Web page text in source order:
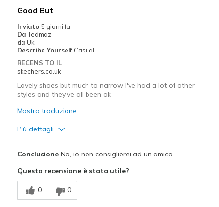
Good But
Inviato 5 giorni fa
Da Tedmaz
da Uk
Describe Yourself Casual
RECENSITO IL
skechers.co.uk
Lovely shoes but much to narrow I've had a lot of other
styles and they've all been ok
Mostra traduzione
Più dettagli
Migliori Utilizzi:
Casual Wear
ConclusioneNo, io non consiglierei ad un amico
Questa recensione è stata utile?
0 0